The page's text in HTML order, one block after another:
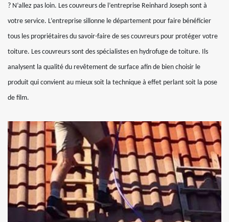
? N’allez pas loin. Les couvreurs de l’entreprise Reinhard Joseph sont à
votre service. L’entreprise sillonne le département pour faire bénéficier
tous les propriétaires du savoir-faire de ses couvreurs pour protéger votre
toiture. Les couvreurs sont des spécialistes en hydrofuge de toiture. Ils
analysent la qualité du revêtement de surface afin de bien choisir le
produit qui convient au mieux soit la technique à effet perlant soit la pose
de film.